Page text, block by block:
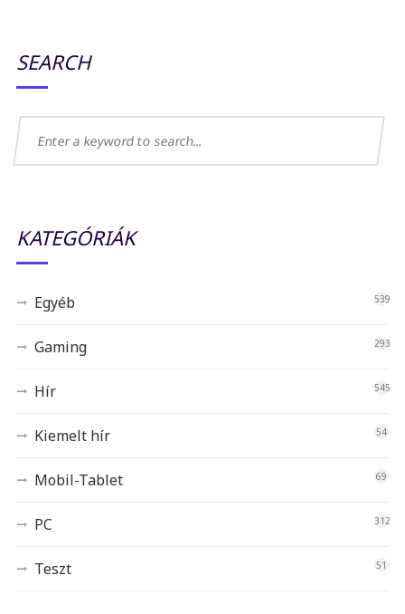
SEARCH
KATEGÓRIÁK
Egyéb 539
Gaming 293
Hír 545
Kiemelt hír 54
Mobil-Tablet 69
PC 312
Teszt 51